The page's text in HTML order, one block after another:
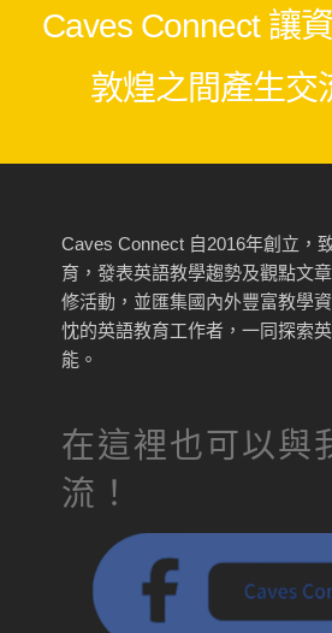
Caves Connect 讓
敦煌之間產生交
Caves Connect 自2016年創立，
育，發表英語教學趨勢及觀點文
修活動，並匯集國內外豐富教學
忱的英語教育工作者，一同探索
能。
在這裡也可以與
流！